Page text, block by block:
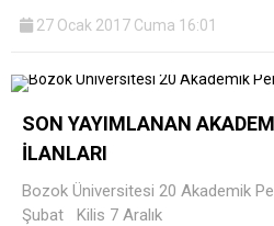
27 Ocak 2017 Cuma 16:01
SON YAYIMLANAN
İLANLARI
Bozok Üniversitesi 20 Akademik
Şubat Kilis 7 Aralık